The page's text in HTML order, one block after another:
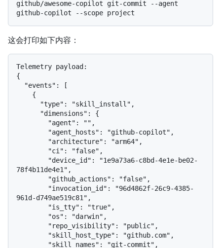
github/awesome-copilot git-commit --agent
这会打印如下内容：
Telemetry payload:
{
78f4b11de4e1",
961d-d749ae519c81",